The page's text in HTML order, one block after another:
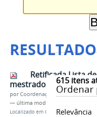
615itens
Ordenar
Relevância
Retificada Lista
mestrado 2025 - turma
porCoordenação
— última modificação
Localizado em Contents /Documentos